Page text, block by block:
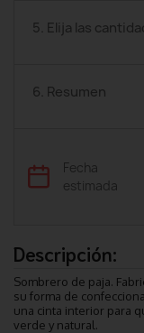
5. Elija las
6. Resumen
Fecha
estimada
Descripción:
Sombrero de paja.
su forma de
una cinta interior para
verde y natural.